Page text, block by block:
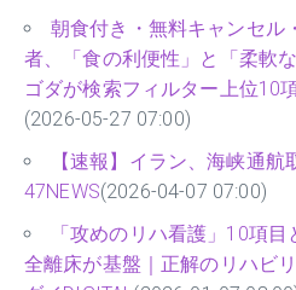
朝食付き・無料キャンセ
者、「食の利便性」と「柔軟
ゴダが検索フィルター上位10
(2026-05-27 07:00)
【速報】イラン、海峡通
47NEWS(2026-04-07 07:00)
「攻めのリハ看護」10項
全離床が基盤｜正解のリハビ